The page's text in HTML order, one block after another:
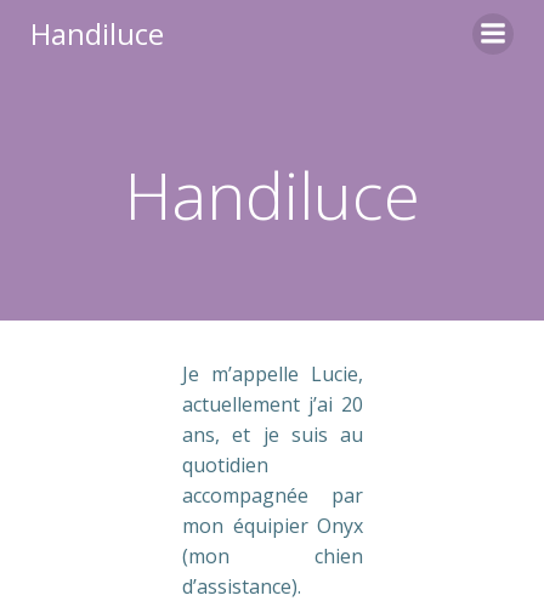
Handiluce
Handiluce
Je m’appelle Lucie,
actuellement j’ai 20
ans, et je suis au
quotidien
accompagnée par
mon équipier Onyx
(mon chien
d’assistance).